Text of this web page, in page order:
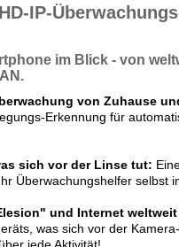
HD-IP-
im Blick - von
.
von Zuhause
Erkennung für
sich vor der Linse tut:
Überwachungshelfer selbst
und Internet
was sich vor der